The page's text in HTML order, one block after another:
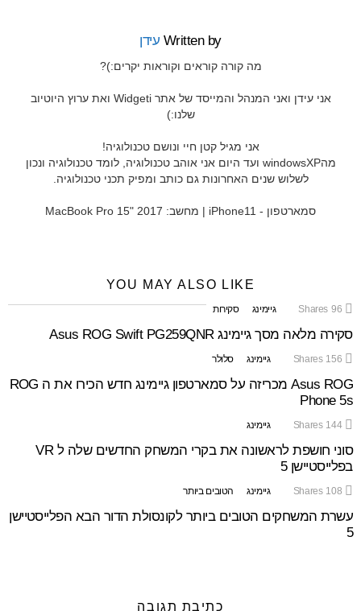
Written by עידן
מה קורה קוראים וקוראות יקרים:)?
אני עידן ואני המנהל והמייסד של אתר Widgeti ואת ערוץ היוטיוב
שלנו:)
אני מגיל קטן חיי ונושם טכנולוגיה!
מהwindowsXP ועד היום אני אוהב טכנולוגיה, לומד טכנולוגיה ונכון
לשלוש שנים האחרונות גם כותב ומפיק תכני טכנולוגיה.
סמארטפון - iPhone11 | מחשב: MacBook Pro 15" 2017
YOU MAY ALSO LIKE
96
Shares גיימינג סקירות
סקירה מלאה מסך גיימינג Asus ROG Swift PG259QNR
156
Shares גיימינג סלולר
Asus ROG מכריזה על סמארטפון גיימינג חדש הכירו את ה ROG
Phone 5s
144
Shares גיימינג
סוני חושפת לראשונה את בקרי המשחק החדשים שלה ל VR
בפלייסטיישן 5
108
Shares גיימינג הטובים ביותר
עשרת המשחקים הטובים ביותר לקונסולת הדור הבא הפלייסטיישן
5
כתיבת תגובה